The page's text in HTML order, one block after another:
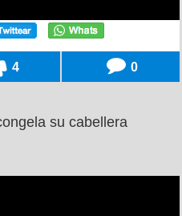
4 0
su cabellera